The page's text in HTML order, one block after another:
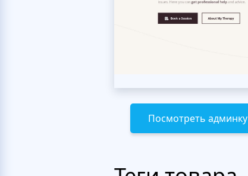
Посмотреть админку